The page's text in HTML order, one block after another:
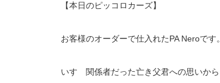
【本日のピッコロカーズ】
お客様のオーダーで仕入れたPA Neroです。
いすゞ関係者だった亡き父君への思いか